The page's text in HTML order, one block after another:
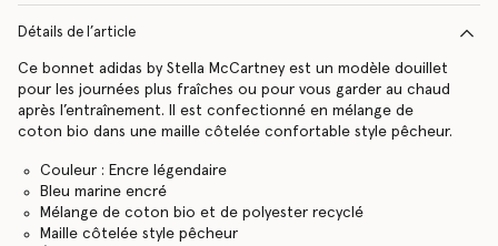
Détails de l’article
Ce bonnet adidas by Stella McCartney est un modèle douillet
pour les journées plus fraîches ou pour vous garder au chaud
après l’entraînement. Il est confectionné en mélange de
coton bio dans une maille côtelée confortable style pêcheur.
Couleur : Encre légendaire
Bleu marine encré
Mélange de coton bio et de polyester recyclé
Maille côtelée style pêcheur